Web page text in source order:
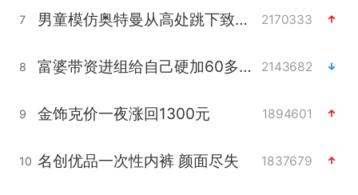
7 男童模仿奥特曼从高处跳下致骨折 2170333
8 富婆带资进组给自己硬加60多场吻戏 2143682
9 金饰克价一夜涨回1300元 1894601
10 名创优品一次性内裤 颜面尽失 1837679